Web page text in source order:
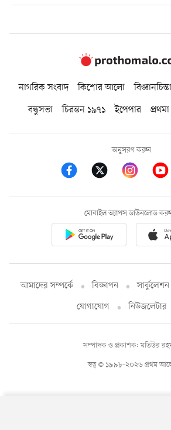
নাগরিক সংবাদ কিশোর আলো বিজ্ঞানচিন্তা
বন্ধুসভা
চিরন্তন ১৯৭১ ইপেপার প্রথমা
অনুসরণ করুন
মোবাইল অ্যাপস ডাউনলোড
আমাদের সম্পর্কে বিজ্ঞাপন সার্কুলেশন
যোগাযোগ
নিউজলেটার
স্বত্ব © ১৯৯৮-২০২৬ প্রথম
সম্পাদক ও প্রকাশক: মতিউর